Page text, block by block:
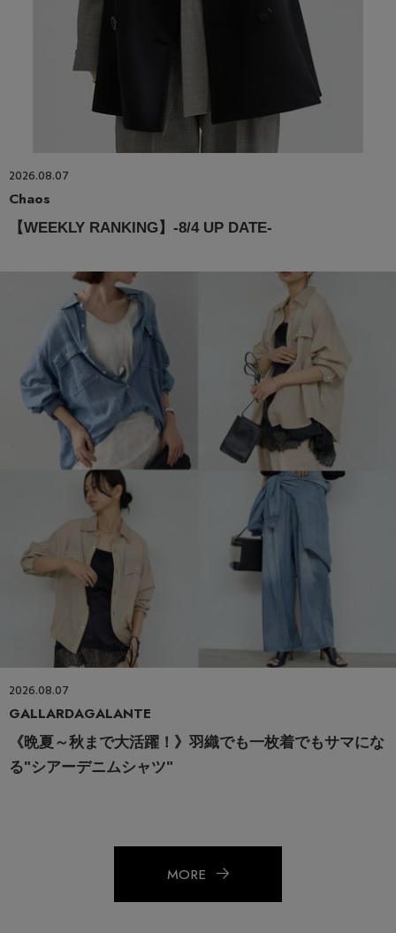
2026.08.07
Chaos
【WEEKLY RANKING】-8/4 UP DATE-
2026.08.07
GALLARDAGALANTE
《晩夏～秋まで大活躍！》羽織でも一枚着でもサマにな
る"シアーデニムシャツ"
MORE